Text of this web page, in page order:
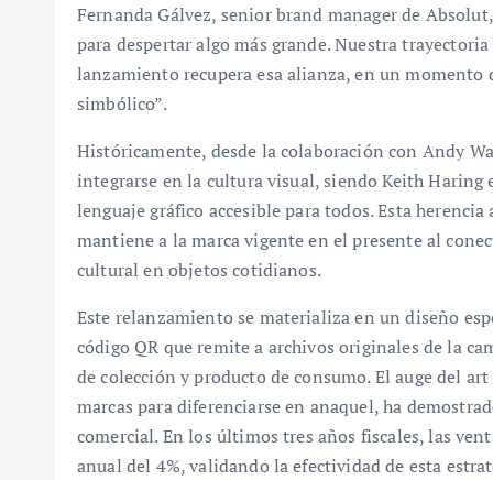
Fernanda Gálvez, senior brand manager de
para despertar algo más grande. Nuestra
lanzamiento recupera esa alianza, en un momento
simbólico”.
Históricamente, desde la colaboración con Andy
integrarse en la cultura visual, siendo Keith
lenguaje gráfico accesible para todos. Esta
mantiene a la marca vigente en el presente al
cultural en objetos cotidianos.
Este relanzamiento se materializa en un diseño
código QR que remite a archivos originales de la
de colección y producto de consumo. El auge del
marcas para diferenciarse en anaquel, ha
comercial. En los últimos tres años fiscales, las
anual del 4%, validando la efectividad de esta